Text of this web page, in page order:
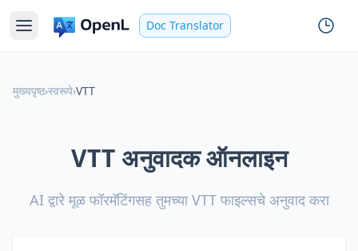
Doc Translator
मुख्यपृष्ठ›स्वरूपे›VTT
VTT अनुवादक ऑनलाइन
AI द्वारे मूळ फॉरमॅटिंगसह तुमच्या VTT फाइल्सचे अनुवाद करा